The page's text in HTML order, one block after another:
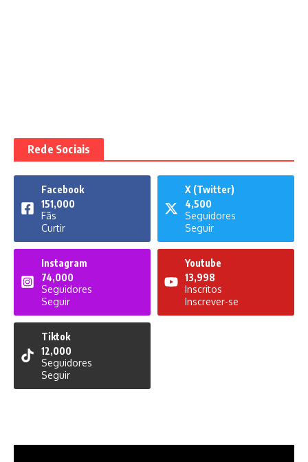
Rede Sociais
Facebook
151,000
Fãs
Curtir
X (Twitter)
4,500
Seguidores
Seguir
Instagram
74,000
Seguidores
Seguir
Youtube
13,998
Inscritos
Inscrever-se
Tiktok
12,000
Seguidores
Seguir